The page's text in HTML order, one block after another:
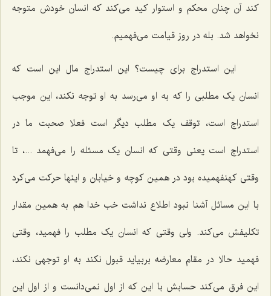
کند آن چنان محکم و استوار کید می‌کند که انسان خودش متوجه
نخواهد شد. بله در روز قیامت می‌فهمیم.
این استدراج برای چیست؟ این استدراج مال این است که
انسان یک مطلبی را که به او می‌رسد به او توجه نکند، این موجب
استدراج است، توقف یک مطلب دیگر است فعلا صحبت ما در
استدراج است یعنی وقتی که انسان یک مسئله را می‌فهمد ...، تا
وقتی کهنفهمیده بود در همین کوچه و خیابان و اینها حرکت می‌کرد
با این مسائل آشنا نبود اطلاع نداشت خب خدا هم به همین مقدار
تکلیفش می‌کند. ولی وقتی که انسان یک مطلب را فهمید، وقتی
فهمید حالا در مقام معارضه بربیاید قبول نکند به او توجهی نکند،
این فرق می‌کند حسابش با این که از اول نمی‌دانست و از اول این